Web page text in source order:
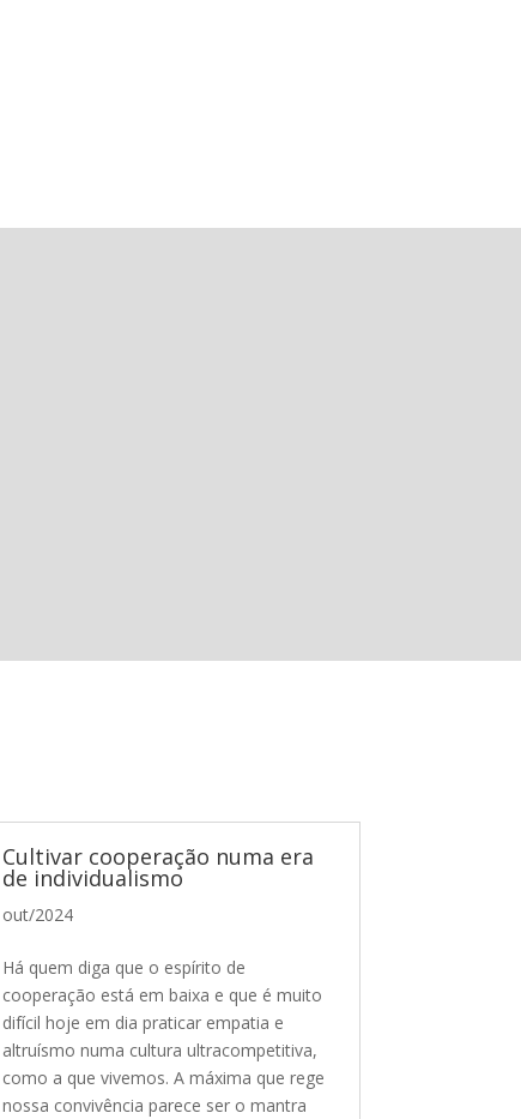
Cultivar cooperação numa era
de individualismo
out/2024
Há quem diga que o espírito de
cooperação está em baixa e que é muito
difícil hoje em dia praticar empatia e
altruísmo numa cultura ultracompetitiva,
como a que vivemos. A máxima que rege
nossa convivência parece ser o mantra